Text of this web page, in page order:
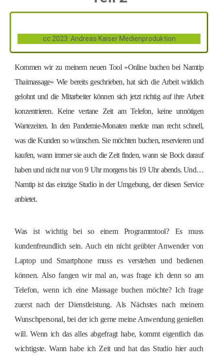
cc 2023: Andreas Kaiser Medienproduktion
Kommen wir zu meinem neuen Tool »Online buchen bei Namtip
Thaimassage« Wie bereits geschrieben, hat sich die Arbeit wirklich
gelohnt und die Mitarbeiter können sich jetzt richtig auf ihre Arbeit
konzentrieren. Keine vertane Zeit am Telefon, keine unnötigen
Wartezeiten. In den Pandemie-Monaten merkte man recht schnell,
was die Kunden so wünschen. Sie möchten buchen, reservieren und
kaufen, wann immer sie auch die Zeit finden, wann sie Bock darauf
haben und nicht nur von 9 Uhr morgens bis 19 Uhr abends. Und…
Namtip ist das einzige Studio in der Umgebung, der diesen Service
anbietet.
Was ist wichtig bei so einem Programmtool? Es muss
kundenfreundlich sein. Auch ein nicht geübter Anwender von
Laptop und Smartphone muss es verstehen und bedienen
können. Also fangen wir mal an, was frage ich denn so am
Telefon, wenn ich eine Massage buchen möchte? Ich frage
zuerst nach der Dienstleistung. Als Nächstes nach meinem
Wunschpersonal, bei der ich gerne meine Anwendung genießen
will. Wenn ich das alles abgefragt habe, kommt eigentlich das
wichtigste. Wann habe ich Zeit und hat das Studio hier auch